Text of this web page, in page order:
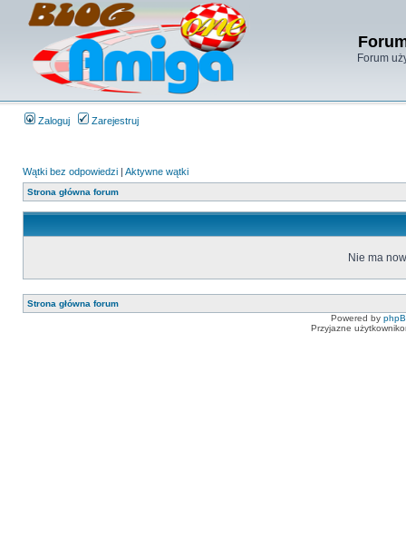
Forum
Zaloguj Zarejestruj
Wątki bez odpowiedzi | Aktywne wątki
Strona główna forum
Nie ma
Strona główna forum
Powered by
Przyjazne